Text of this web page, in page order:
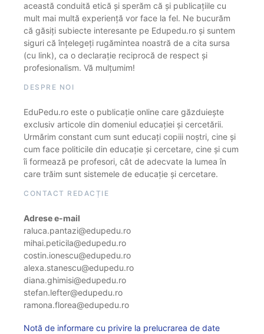
această conduită etică și sperăm că și publicațiile cu
mult mai multă experiență vor face la fel. Ne bucurăm
că găsiți subiecte interesante pe Edupedu.ro și suntem
siguri că înțelegeți rugămintea noastră de a cita sursa
(cu link), ca o declarație reciprocă de respect și
profesionalism. Vă mulțumim!
DESPRE NOI
EduPedu.ro este o publicație online care găzduiește
exclusiv articole din domeniul educației și cercetării.
Urmărim constant cum sunt educați copiii noștri, cine și
cum face politicile din educație și cercetare, cine și cum
îi formează pe profesori, cât de adecvate la lumea în
care trăim sunt sistemele de educație și cercetare.
CONTACT REDACȚIE
Adrese e-mail
raluca.pantazi@edupedu.ro
mihai.peticila@edupedu.ro
costin.ionescu@edupedu.ro
alexa.stanescu@edupedu.ro
diana.ghimisi@edupedu.ro
stefan.lefter@edupedu.ro
ramona.florea@edupedu.ro
Notă de informare cu privire la prelucrarea de date